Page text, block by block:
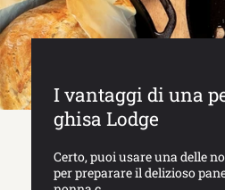
I vantaggi di una
ghisa Lodge
Certo, puoi usare una delle
per preparare il delizioso